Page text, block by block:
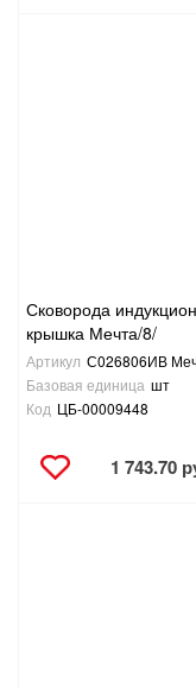
Сковорода
крышка Мечта/8/
Артикул С026806ИВ
Базовая единица шт
Код ЦБ-00009448
1 743.70